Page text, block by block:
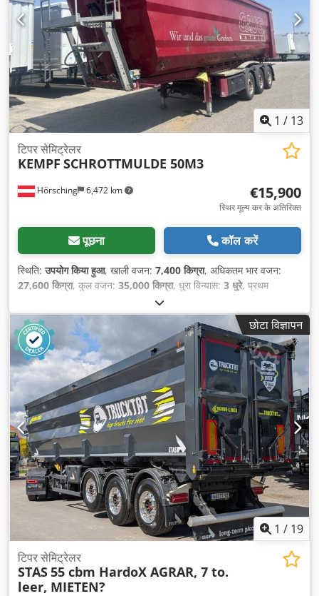
1 / 13
Hörsching 6,472 km
टिपर सेमिट्रेलर
KEMPF SCHROTTMULDE 50M3
€15,900
स्थिर मूल्य कर के अतिरिक्त
पूछना कॉल करें
स्थिति:उपयोग किया हुआ, खाली वजन: 7,400 किग्रा, अधिकतम भार वजन:
27,600 किग्रा, कुल वजन: 35,000 किग्रा, धुरा विन्यास: 3 धुरे, प्रथम
, लोडिंग स्पेस वॉल्यूम:
एबीएस,
छोटा विज्ञापन
1 / 19
टिपर सेमिट्रेलर
STAS55 cbm HardoX AGRAR, 7 to.
leer, MIETEN?